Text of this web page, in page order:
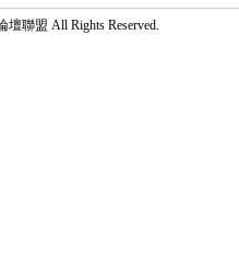
聯盟 All Rights Reserved.